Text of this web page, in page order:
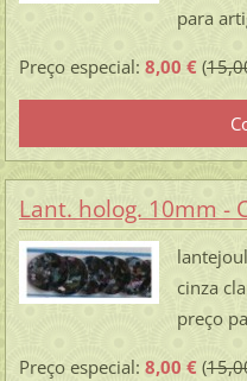
para
Preço especial: 8,00 €(
Lant. holog. 10mm -
cinza
preço
Preço especial: 8,00 €(